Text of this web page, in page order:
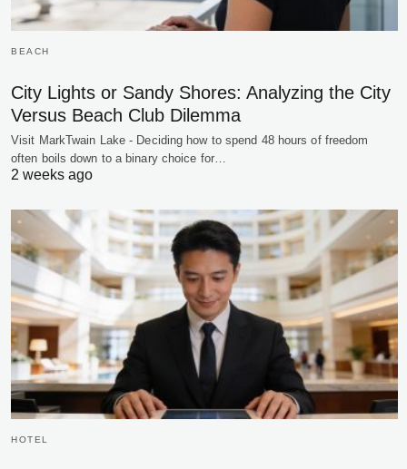
BEACH
City Lights or Sandy Shores: Analyzing the City
Versus Beach Club Dilemma
Visit MarkTwain Lake - Deciding how to spend 48 hours of freedom
often boils down to a binary choice for…
2 weeks ago
HOTEL